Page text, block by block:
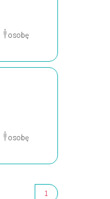
osobę
osobę
1